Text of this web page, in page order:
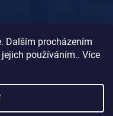
Dalším procházením
používáním.. Více
119 Kč